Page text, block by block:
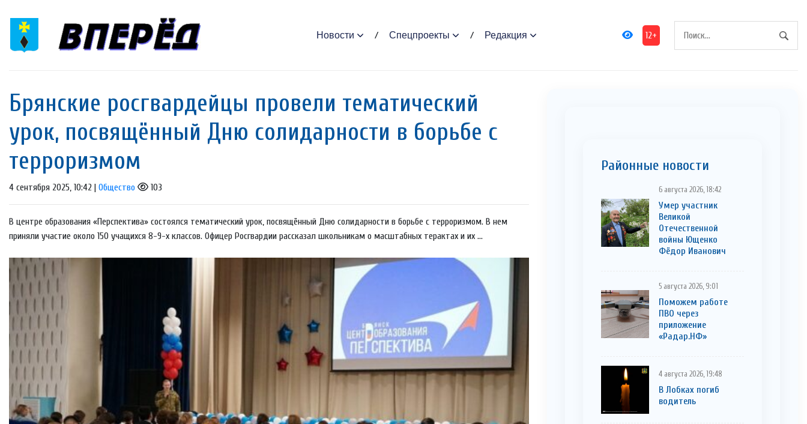
Новости Спецпроекты Редакция 12+
Брянские росгвардейцы провели тематический
урок, посвящённый Дню солидарности в борьбе с
терроризмом
4 сентября 2025, 10:42 | Общество 103
В центре образования «Перспектива» состоялся тематический урок, посвящённый Дню солидарности в борьбе с терроризмом. В нем
приняли участие около 150 учащихся 8-9-х классов. Офицер Росгвардии рассказал школьникам о масштабных терактах и их ...
Районные новости
6 августа 2026, 18:42
Умер участник
Великой
Отечественной
войны Ющенко
Фёдор Иванович
5 августа 2026, 9:01
Поможем работе
ПВО через
приложение
«Радар.НФ»
4 августа 2026, 19:48
В Лобках погиб
водитель